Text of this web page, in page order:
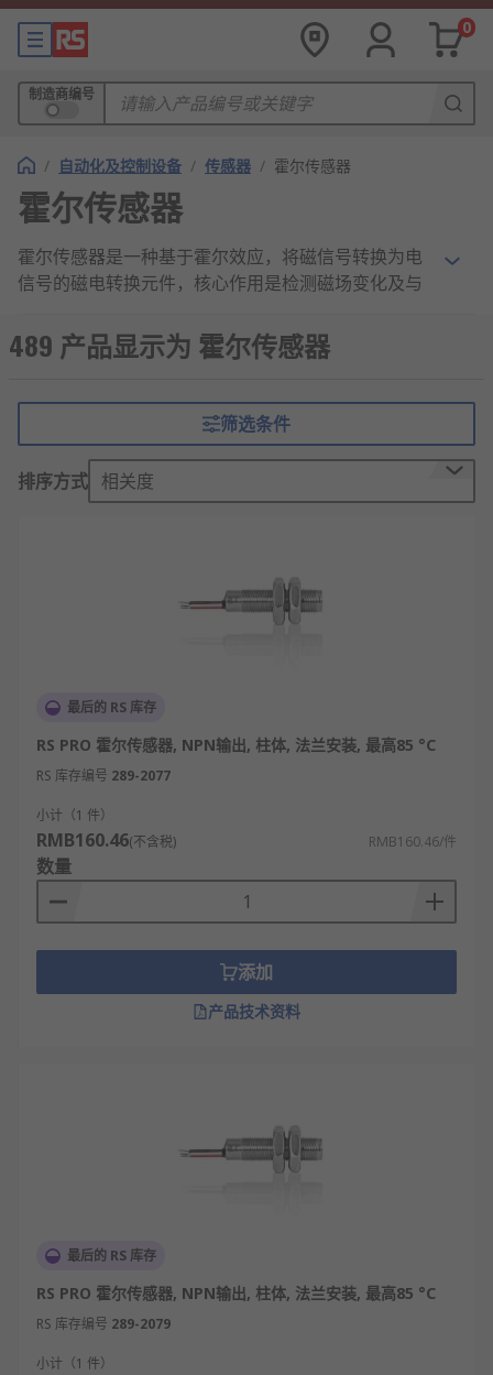
0
制造商编号
/ 自动化及控制设备 / 传感器 / 霍尔传感器
霍尔传感器
霍尔传感器是一种基于霍尔效应，将磁信号转换为电
信号的磁电转换元件，核心作用是检测磁场变化及与
类电子设备和控制系统提供精准的检测数据支持。
霍尔电压→处理输出电信号” 的过程：当磁场作用于
霍尔元件时，元件内部的载流子在洛伦兹力作用下发
生偏转，使元件两端产生电位差（即霍尔电压），该
电压经后续信号处理电路放大、整形后，输出与检测
检测磁场强度：可精准测量恒定磁场或交变磁
撑。
测量转速与角速度：通过配合磁性齿轮或磁
钢，感知旋转部件的磁场周期性变化，转化为
脉冲信号计算转速，广泛用于电机、风机等旋
转设备的转速监测。
检测位移与位置：根据磁场与霍尔元件的相对
位置变化产生的电压信号，判断物体的位移量
或所处位置，适用于机械部件的行程控制、位
置定位等场景。
监测电流大小：利用电流产生的磁场与霍尔电
压的对应关系，实现对直流或交流电流的非接
触式测量，避免对被测电路的干扰，保障测量
线性霍尔传感器
全极霍尔传感器
高精度霍尔传感器
489 产品显示为 霍尔传感器
筛选条件
排序方式 相关度
最后的 RS 库存
RS PRO 霍尔传感器, NPN输出, 柱体, 法兰安装, 最高85 °C
RS 库存编号 289-2077
小计（1 件）
RMB160.46(不含税) RMB160.46/件
数量
添加
产品技术资料
最后的 RS 库存
RS PRO 霍尔传感器, NPN输出, 柱体, 法兰安装, 最高85 °C
RS 库存编号 289-2079
小计（1 件）